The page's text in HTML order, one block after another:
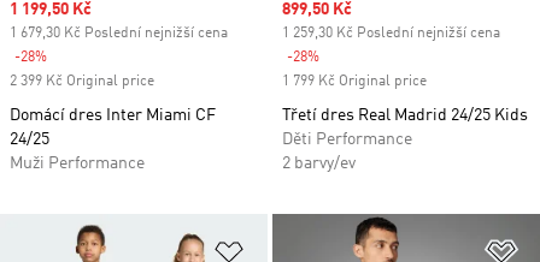
Sale price
1 199,50 Kč
1 679,30 Kč Poslední nejnižší cena
-28%
2 399 Kč Original price
Domácí dres Inter Miami CF
24/25
Muži Performance
Sale price
899,50 Kč
1 259,30 Kč Poslední nejnižší cena
-28%
1 799 Kč Original price
Třetí dres Real Madrid 24/25 Kids
Děti Performance
2 barvy/ev
Přidat do seznamu přání